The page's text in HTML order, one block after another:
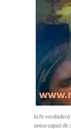
la fe verdadera
único capaz